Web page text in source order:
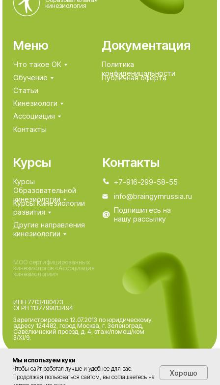
Мы используем куки
Чтобы сайт работал лучше и удобнее для вас.
Продолжая пользоваться сайтом, вы соглашаетесь на
Хорошо
Made on Tilda